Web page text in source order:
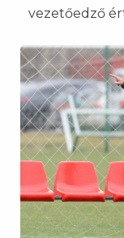
vezetőedző